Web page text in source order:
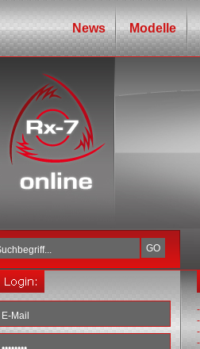
News Modelle